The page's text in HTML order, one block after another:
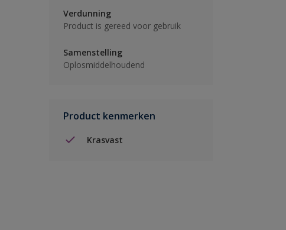
Verdunning
Product is gereed voor gebruik
Samenstelling
Oplosmiddelhoudend
Product kenmerken
Krasvast